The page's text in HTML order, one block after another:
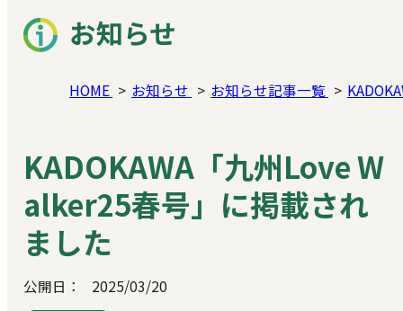
お知らせ
HOME お知らせ お知らせ記事一覧
KADOKAWA「九州Love W
alker25春号」に掲載され
ました
公開日：
2025/03/20